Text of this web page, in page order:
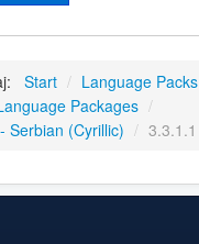
Start / Language Packs
Packages /
Serbian (Cyrillic) / 3.3.1.1